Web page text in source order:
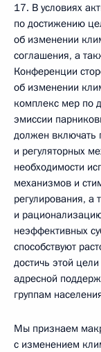
17. В условиях
по достижению
об изменении
соглашения, а
Конференции
об изменении
комплекс мер по
эмиссии
должен включать
и регуляторных
необходимости
механизмов и
регулирования, а
и
неэффективных
способствуют
достичь этой
адресной
группам
Мы признаем
с изменением